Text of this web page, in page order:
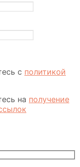
с политикой
на получение